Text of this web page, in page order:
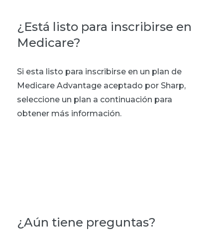
¿Está listo para inscribirse en
Medicare?
Si esta listo para inscribirse en un plan de
Medicare Advantage aceptado por Sharp,
seleccione un plan a continuación para
obtener más información.
¿Aún tiene preguntas?